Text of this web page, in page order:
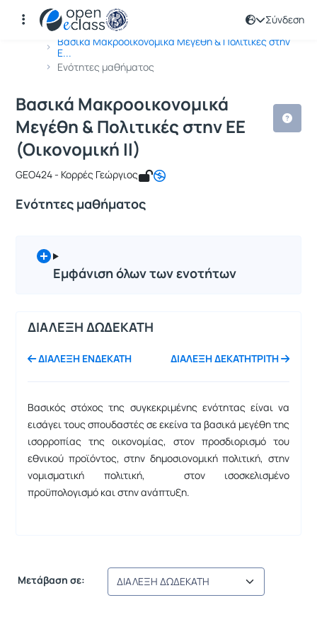
Σύνδεση
Αρχική Σελίδα
Βασικά Μακροοικονομικά Μεγέθη & Πολιτικές στην
Ε...
Ενότητες μαθήματος
Μάθημα : Βασικά Μακροοικονομικά
Κωδικός : GEO293
Βασικά Μακροοικονομικά
Μεγέθη & Πολιτικές στην ΕΕ
(Οικονομική ΙΙ)
GEO424 - Κορρές Γεώργιος
Ενότητες μαθήματος
Εμφάνιση όλων των ενοτήτων
ΔΙΑΛΕΞΗ ΔΩΔΕΚΑΤΗ
ΔΙΑΛΕΞΗ ΕΝΔΕΚΑΤΗ ΔΙΑΛΕΞΗ ΔΕΚΑΤΗΤΡΙΤΗ
Βασικός στόχος της συγκεκριμένης ενότητας είναι να
εισάγει τους σπουδαστές σε εκείνα τα βασικά μεγέθη της
ισορροπίας της οικονομίας, στον προσδιορισμό του
εθνικού προϊόντος, στην δημοσιονομική πολιτική, στην
νομισματική πολιτική, στον ισοσκελισμένο
προϋπολογισμό και στην ανάπτυξη.
Μετάβαση σε: